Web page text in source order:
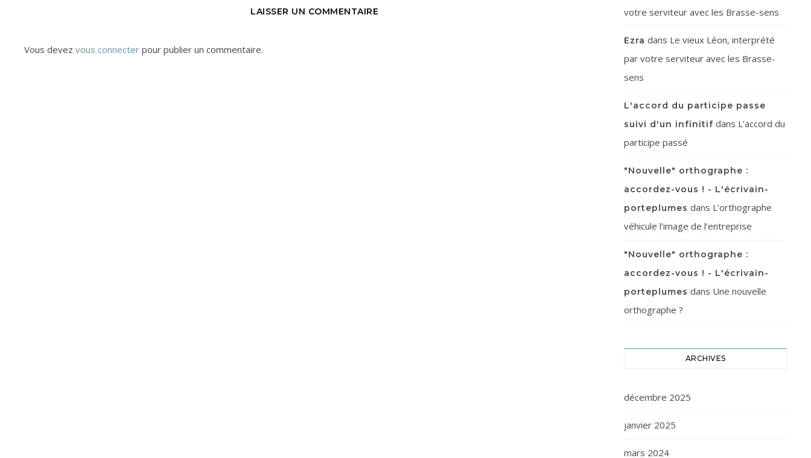
LAISSER UN COMMENTAIRE
Vous devez vous connecter pour publier un commentaire.
votre serviteur avec les Brasse-sens
Ezra dans Le vieux Léon, interprété
par votre serviteur avec les Brasse-
sens
L'accord du participe passe
suivi d'un infinitif dans L’accord du
participe passé
"Nouvelle" orthographe :
accordez-vous ! - L'écrivain-
porteplumes dans L’orthographe
véhicule l’image de l’entreprise
"Nouvelle" orthographe :
accordez-vous ! - L'écrivain-
porteplumes dans Une nouvelle
orthographe ?
ARCHIVES
décembre 2025
janvier 2025
mars 2024